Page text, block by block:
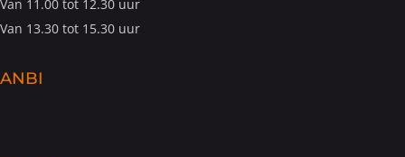
Van 11.00 tot 12.30 uur
Van 13.30 tot 15.30 uur
ANBI